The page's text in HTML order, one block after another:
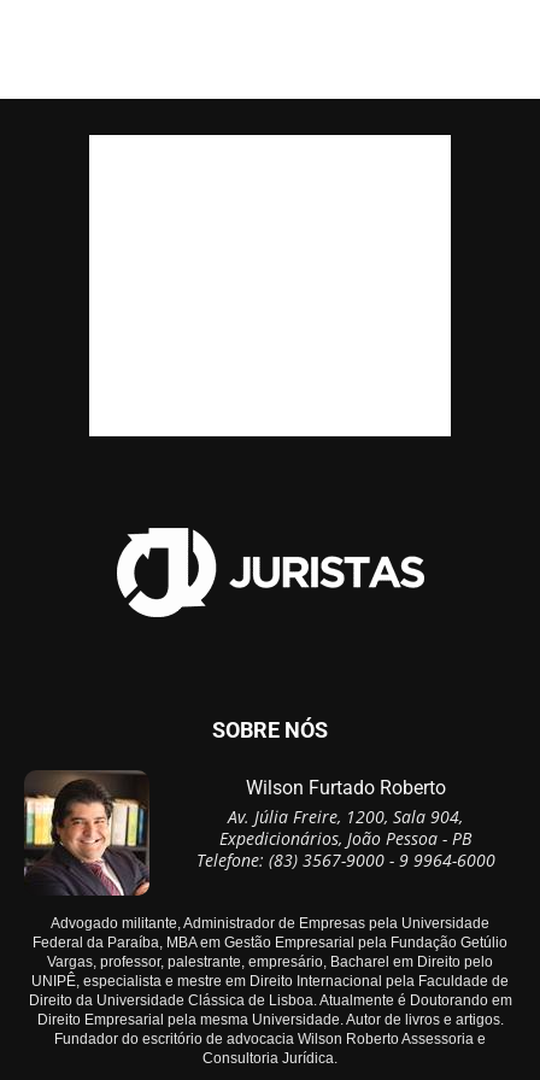
SOBRE NÓS
Wilson Furtado Roberto
Av. Júlia Freire, 1200, Sala 904,
Expedicionários, João Pessoa - PB
Telefone: (83) 3567-9000 - 9 9964-6000
Advogado militante, Administrador de Empresas pela Universidade
Federal da Paraíba, MBA em Gestão Empresarial pela Fundação Getúlio
Vargas, professor, palestrante, empresário, Bacharel em Direito pelo
UNIPÊ, especialista e mestre em Direito Internacional pela Faculdade de
Direito da Universidade Clássica de Lisboa. Atualmente é Doutorando em
Direito Empresarial pela mesma Universidade. Autor de livros e artigos.
Fundador do escritório de advocacia Wilson Roberto Assessoria e
Consultoria Jurídica.